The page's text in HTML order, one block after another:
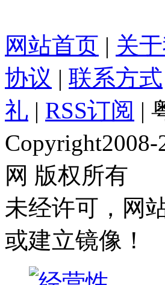
网站首页 | 关
协议 | 联系方式
礼 | RSS订阅 |
Copyright2008-
网 版权所有
未经许可，网
或建立镜像！